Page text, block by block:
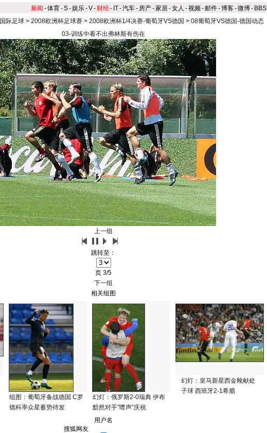
新闻 -体育-S-娱乐-V- 财经- IT-汽车- 房产-家居-女人 -视频-邮件-博客-微博- BBS
国际足球> 2008欧洲杯足球赛> 2008欧洲杯1/4决赛-葡萄牙VS德国 > 08葡萄牙VS德国-德国动态
03-训练中看不出弗林斯有伤在
上一组
跳转至：
页 3/5
下一组
相关组图
组图：葡萄牙备战德国 C罗
德科率众星蓄势待发
幻灯：俄罗斯2-0瑞典 伊布
黯然对手"噤声"庆祝
幻灯：皇马新星西金靴献处
子球 西班牙2-1希腊
用户名